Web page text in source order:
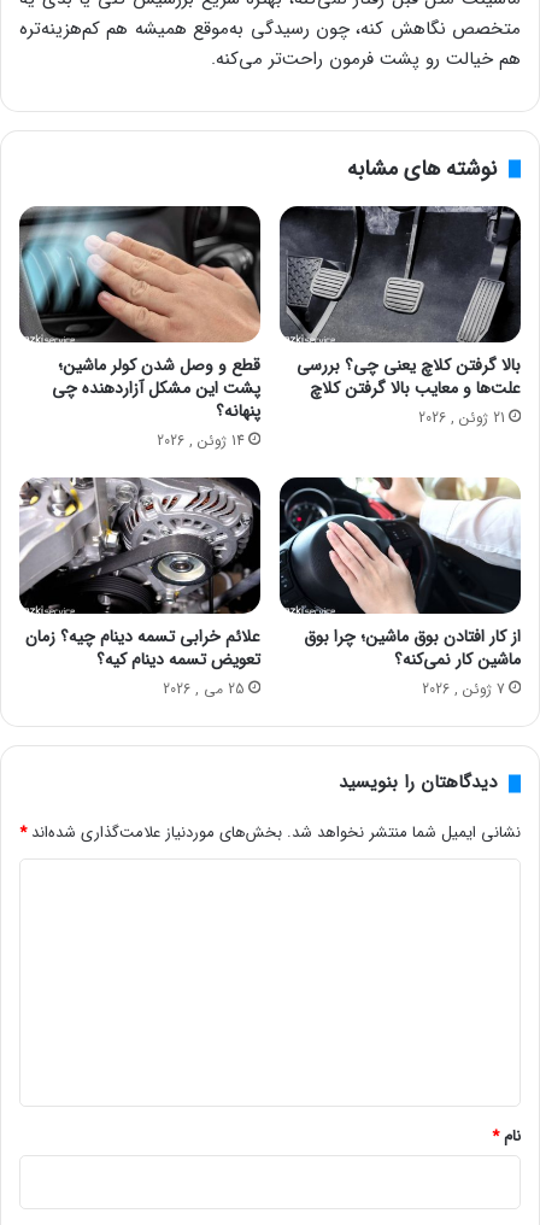
متخصص نگاهش کنه، چون رسیدگی به‌موقع همیشه هم کم‌هزینه‌تره
هم خیالت رو پشت فرمون راحت‌تر می‌کنه.
نوشته های مشابه
بالا گرفتن کلاچ یعنی چی؟ بررسی
علت‌ها و معایب بالا گرفتن کلاچ
21 ژوئن , 2026
قطع و وصل شدن کولر ماشین؛
پشت این مشکل آزاردهنده چی
پنهانه؟
14 ژوئن , 2026
از کار افتادن بوق ماشین؛ چرا بوق
ماشین کار نمی‌کنه؟
7 ژوئن , 2026
علائم خرابی تسمه دینام چیه؟ زمان
تعویض تسمه دینام کیه؟
25 می , 2026
دیدگاهتان را بنویسید
نشانی ایمیل شما منتشر نخواهد شد. بخش‌های موردنیاز علامت‌گذاری شده‌اند*
نام*